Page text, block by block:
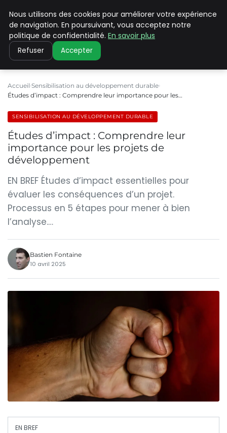
CLIMATE C ADVANCED
Accueil Sensibilisation au développement durable
Études d’impact : Comprendre leur importance pour les…
SENSIBILISATION AU DÉVELOPPEMENT DURABLE
Études d’impact : Comprendre leur
importance pour les projets de
développement
EN BREF Études d’impact essentielles pour
évaluer les conséquences d’un projet.
Processus en 5 étapes pour mener à bien
l’analyse.…
Bastien Fontaine
10 avril 2025
EN BREF
Nous utilisons des cookies pour améliorer votre expérience
de navigation. En poursuivant, vous acceptez notre
politique de confidentialité. En savoir plus
Refuser Accepter